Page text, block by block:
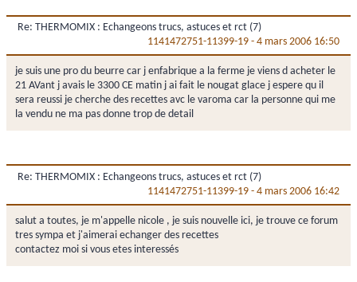
Re: THERMOMIX : Echangeons trucs, astuces et rct (7)
1141472751-11399-19 - 4 mars 2006 16:50
je suis une pro du beurre car j enfabrique a la ferme je viens d acheter le
21 AVant j avais le 3300 CE matin j ai fait le nougat glace j espere qu il
sera reussi je cherche des recettes avc le varoma car la personne qui me
la vendu ne ma pas donne trop de detail
Re: THERMOMIX : Echangeons trucs, astuces et rct (7)
1141472751-11399-19 - 4 mars 2006 16:42
salut a toutes, je m'appelle nicole , je suis nouvelle ici, je trouve ce forum
tres sympa et j'aimerai echanger des recettes
contactez moi si vous etes interessés